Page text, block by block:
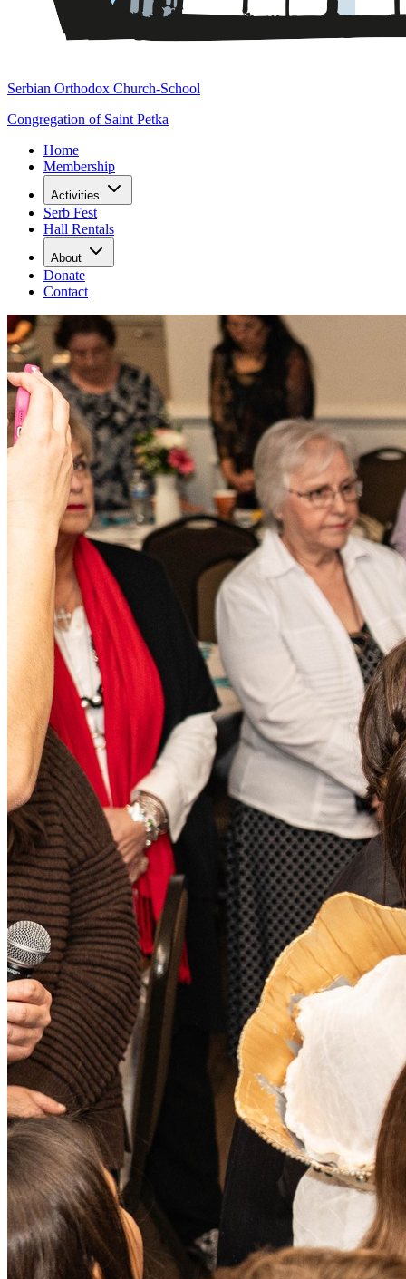
Serbian Orthodox Church-School
Congregation of Saint Petka
Home
Membership
Activities
Serb Fest
Hall Rentals
About
Donate
Contact